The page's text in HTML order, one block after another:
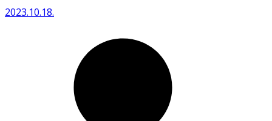
2023.10.18.